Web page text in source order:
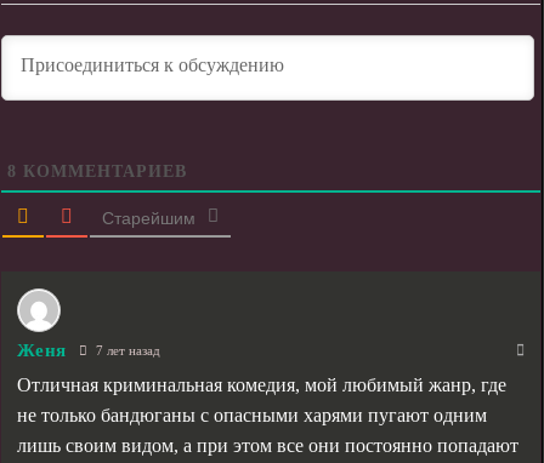
8 КОММЕНТАРИЕВ
Старейшим
Женя 7 лет назад
Отличная криминальная комедия, мой любимый жанр, где
не только бандюганы с опасными харями пугают одним
лишь своим видом, а при этом все они постоянно попадают